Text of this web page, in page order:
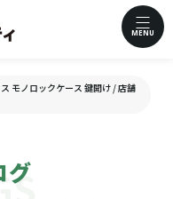
MENU
モノロックケース 鍵開け / 店舗
グ